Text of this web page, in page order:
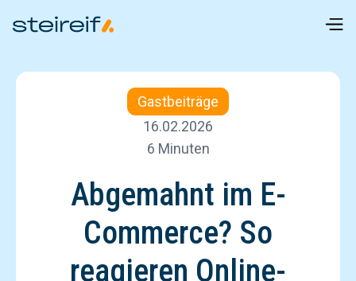
Gastbeiträge
16.02.2026
6 Minuten
Abgemahnt im E-
Commerce? So
reagieren Online-